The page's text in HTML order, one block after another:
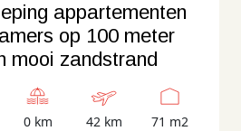
appartementen
op 100 meter
mooi zandstrand
0 km 42 km 71 m2